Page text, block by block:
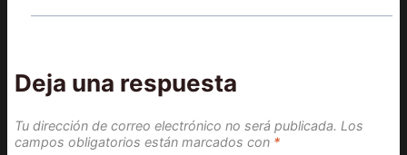
Deja una respuesta
Tu dirección de correo electrónico no será publicada. Los
campos obligatorios están marcados con *